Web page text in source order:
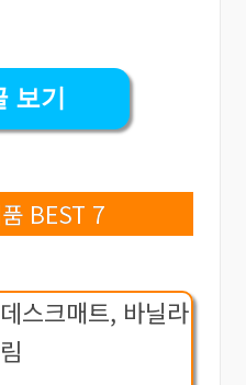
보기
BEST 7
스크매트, 바닐라